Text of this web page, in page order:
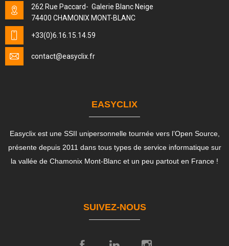
262 Rue Paccard- Galerie Blanc Neige
74400 CHAMONIX MONT-BLANC
+33(0)6.16.15.14.59
contact@easyclix.fr
EASYCLIX
Easyclix est une SSII unipersonnelle tournée vers l’Open Source,
présente depuis 2011 dans tous types de service informatique sur
la vallée de Chamonix Mont-Blanc et un peu partout en France !
SUIVEZ-NOUS